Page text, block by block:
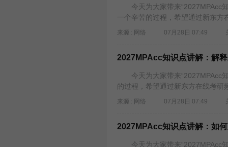
今天为大家带来“2027MPAcc知
一个辛苦的过程，希望通过新东
来源 : 网络 07月28日 07:49
2027MPAcc知识点讲解：解
今天为大家带来“2027MPAcc知
的过程，希望通过新东方在线考
来源 : 网络 07月28日 07:49
2027MPAcc知识点讲解：如
今天为大家带来“2027MPAcc知